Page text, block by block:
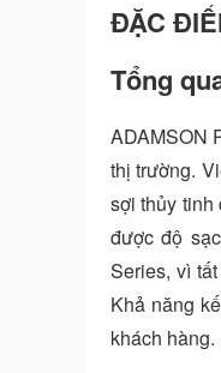
ĐẶC
Tổng
ADAMSON
thị trường.
sợi thủy tinh
được độ
Series, vì
Khả năng
khách hàng.